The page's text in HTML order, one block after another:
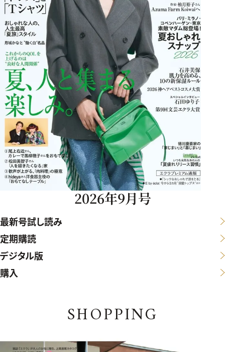
2026年9月号
最新号試し読み
定期購読
デジタル版
購入
SHOPPING